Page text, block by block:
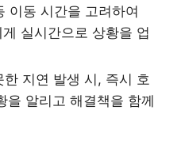
이동 시간을 고려하여
게 실시간으로 상황을 업
한 지연 발생 시, 즉시 호
을 알리고 해결책을 함께